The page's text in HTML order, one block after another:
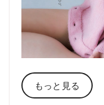
もっと見る